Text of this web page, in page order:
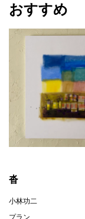
おすすめ
沓
小林功二
プラン